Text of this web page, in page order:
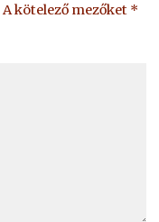
A kötelező mezőket *